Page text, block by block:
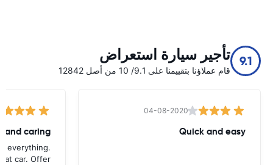
9.1 تأجير سيارة استعراض
قام عملاؤنا بتقييمنا على 9.1/ 10 من أصل 12842
04-08-2020
Quick and easy
everything.
car. Offer